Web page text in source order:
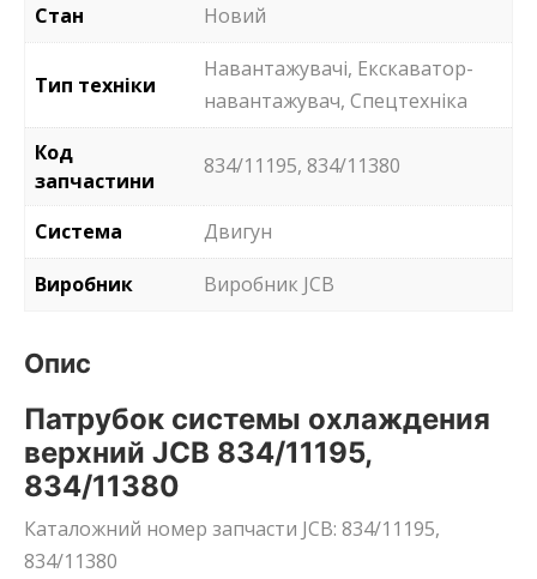
Стан
Новий
Тип техніки
Навантажувачі, Екскаватор-
навантажувач, Спецтехніка
Код
запчастини
834/11195, 834/11380
Система
Двигун
Виробник
Виробник JCB
Опис
Патрубок системы охлаждения
верхний JCB 834/11195,
834/11380
Каталожний номер запчасти JCB: 834/11195,
834/11380